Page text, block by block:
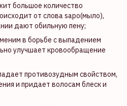
большое количество
от слова sapo(мыло),
дают обильную пену;
в борьбе с выпадением
улучшает кровообращение
противозудным свойством,
и придает волосам блеск и